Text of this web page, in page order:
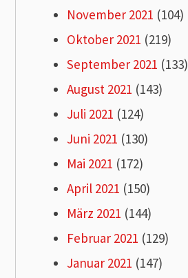
November 2021 (104)
Oktober 2021 (219)
September 2021 (133)
August 2021 (143)
Juli 2021 (124)
Juni 2021 (130)
Mai 2021 (172)
April 2021 (150)
März 2021 (144)
Februar 2021 (129)
Januar 2021 (147)